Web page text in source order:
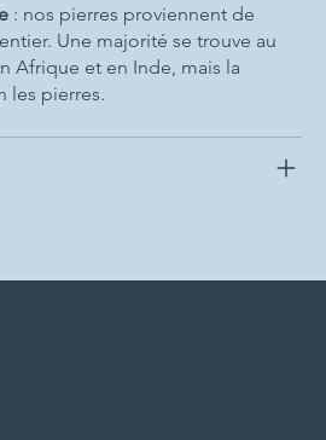
: nos pierres proviennent de
Une majorité se trouve au
Afrique et en Inde, mais la
les pierres.